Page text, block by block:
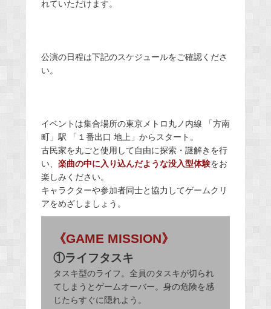
れていただけます。
公演の日程は下記のスケジュールをご確認くださ
い。
イベントは集合場所の東京メトロ丸ノ内線 「方南
町」駅 「１番出口 地上」からスタート。
古民家を丸ごと使用して自由に探索・謎解きを行
い、 楽曲の中に入り込んだような没入型体験をお
楽しみください。
キャラクターや参加者同士と協力してゲームクリ
アをめざしましょう。
《GAME MISSION》
①ライフタスキ
タスキ型のライフ。全員のタスキが切られ
てしまうとゲームオーバー。身の危険を感
じたらすぐに隠れよう。